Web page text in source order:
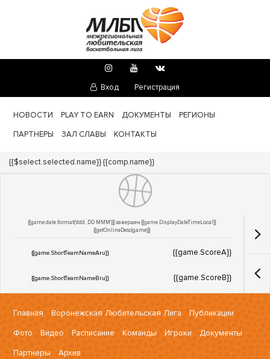
Вход Регистрация
НОВОСТИ PLAY TO EARN ДОКУМЕНТЫ
РЕГИОНЫ
ПАРТНЕРЫ
ЗАЛ СЛАВЫ КОНТАКТЫ
Турнир:
{{$select.selected.name}}{{comp.name}}
{{game.date.format('ddd, DD MMM')}} завершен{{game.DisplayDateTimeLocal}}
{{getOnlineDesc(game)}}
{{game.ShortTeamNameAru}} {{game.ScoreA}}
{{game.ShortTeamNameBru}} {{game.ScoreB}}
Главная Воронежская Любительская Лига
Публикации
Фото
Видео Расписание Команды Игроки
Документы
Партнеры
Архив